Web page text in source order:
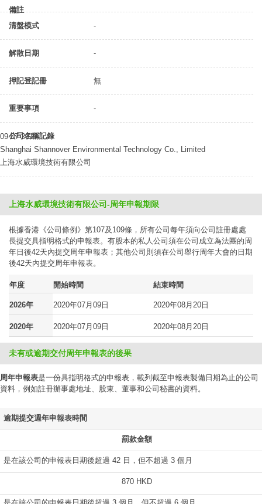
備註
清盤模式
-
解散日期 -
押記登記冊 無
重要事項 -
公司名稱記錄
09-07-2019
Shanghai Shannover Environmental Technology Co., Limited
上海水威環境技術有限公司
上海水威環境技術有限公司-周年申報期限
根據香港《公司條例》第107及109條，所有公司每年須向公司註冊處處
長提交具指明格式的申報表。有股本的私人公司須在公司成立為法團的周
年日後42天內提交周年申報表；其他公司則須在公司舉行周年大會的日期
後42天內提交周年申報表。
年度 開始時間 結束時間
2026年 2020年07月09日 2020年08月20日
2020年 2020年07月09日 2020年08月20日
未有或逾期交付周年申報表的後果
周年申報表是一份具指明格式的申報表，載列截至申報表製備日期為止的公司
資料，例如註冊辦事處地址、股東、董事和公司秘書的資料。
逾期提交週年申報表時間
罰款金額
是在該公司的申報表日期後超過 42 日，但不超過 3 個月
870 HKD